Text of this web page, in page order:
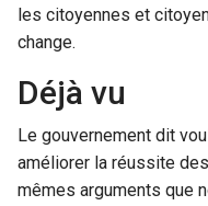
les citoyennes et
change.
Déjà vu
Le gouvernement dit
améliorer la réussite
mêmes arguments que